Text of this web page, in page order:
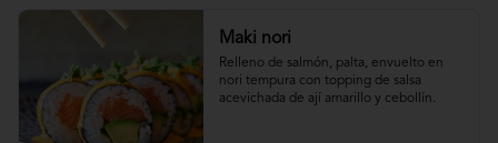
Maki nori
Relleno de salmón, palta, envuelto en
nori tempura con topping de salsa
acevichada de ají amarillo y cebollín.